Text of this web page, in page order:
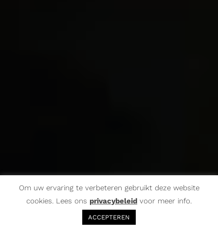
Om uw ervaring te verbeteren gebruikt deze website
cookies. Lees ons privacybeleid voor meer info.
ACCEPTEREN